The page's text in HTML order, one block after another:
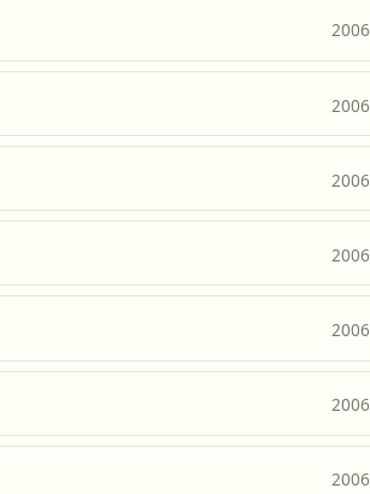
2006
2006
2006
2006
2006
2006
2006